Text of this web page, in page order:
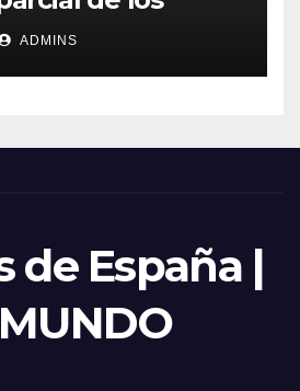
laborales del
ADMINS
de España |